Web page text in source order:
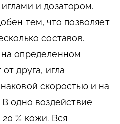
и дозатором.
тем, что позволяет
составов.
определенном
друга, игла
скоростью и на
одно воздействие
% кожи. Вся